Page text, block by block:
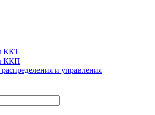
ККТ
ККП
и управления